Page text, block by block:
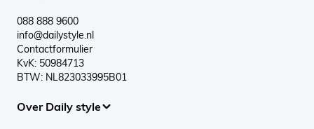
088 888 9600
info@dailystyle.nl
Contactformulier
KvK: 50984713
BTW: NL823033995B01
Over Daily style